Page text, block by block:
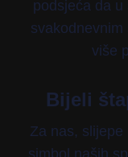
podsjeća da
više
Bijeli
Za nas,